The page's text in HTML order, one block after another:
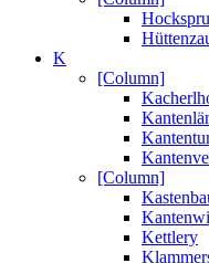
K
[Column]
[Column]
Kettlery